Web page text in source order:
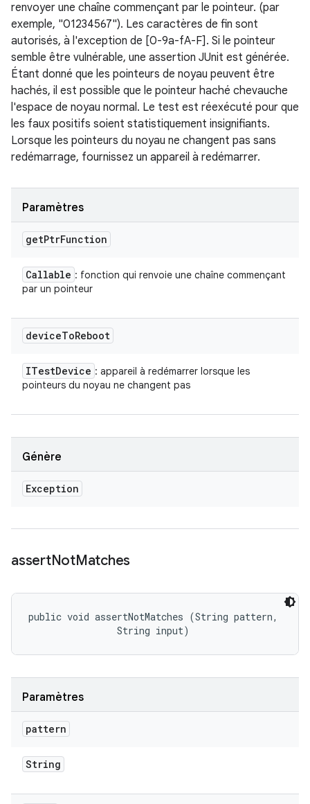
renvoyer une chaîne commençant par le pointeur. (par
exemple, "01234567"). Les caractères de fin sont
autorisés, à l'exception de [0-9a-fA-F]. Si le pointeur
semble être vulnérable, une assertion JUnit est générée.
Étant donné que les pointeurs de noyau peuvent être
hachés, il est possible que le pointeur haché chevauche
l'espace de noyau normal. Le test est réexécuté pour que
les faux positifs soient statistiquement insignifiants.
Lorsque les pointeurs du noyau ne changent pas sans
redémarrage, fournissez un appareil à redémarrer.
Paramètres
getPtrFunction
Callable : fonction qui renvoie une chaîne commençant
par un pointeur
deviceToReboot
ITestDevice : appareil à redémarrer lorsque les
pointeurs du noyau ne changent pas
Génère
Exception
assertNotMatches
public void assertNotMatches (String pattern,
                String input)
Paramètres
pattern
String